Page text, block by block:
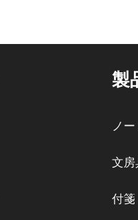
製
ノー
文房
付箋